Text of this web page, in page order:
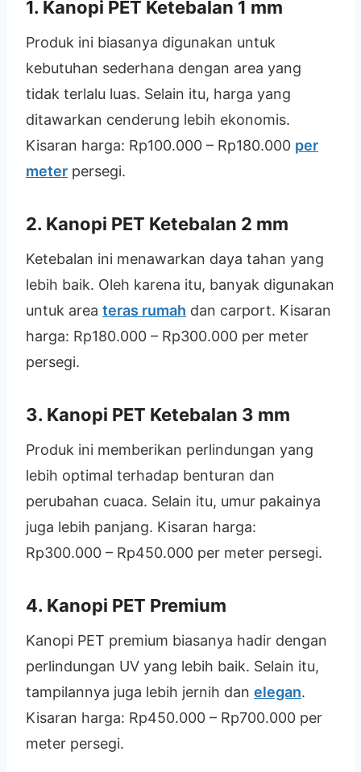
1. Kanopi PET Ketebalan 1 mm
Produk ini biasanya digunakan untuk
kebutuhan sederhana dengan area yang
tidak terlalu luas. Selain itu, harga yang
ditawarkan cenderung lebih ekonomis.
Kisaran harga: Rp100.000 – Rp180.000 per
meter persegi.
2. Kanopi PET Ketebalan 2 mm
Ketebalan ini menawarkan daya tahan yang
lebih baik. Oleh karena itu, banyak digunakan
untuk area teras rumah dan carport. Kisaran
harga: Rp180.000 – Rp300.000 per meter
persegi.
3. Kanopi PET Ketebalan 3 mm
Produk ini memberikan perlindungan yang
lebih optimal terhadap benturan dan
perubahan cuaca. Selain itu, umur pakainya
juga lebih panjang. Kisaran harga:
Rp300.000 – Rp450.000 per meter persegi.
4. Kanopi PET Premium
Kanopi PET premium biasanya hadir dengan
perlindungan UV yang lebih baik. Selain itu,
tampilannya juga lebih jernih dan elegan.
Kisaran harga: Rp450.000 – Rp700.000 per
meter persegi.